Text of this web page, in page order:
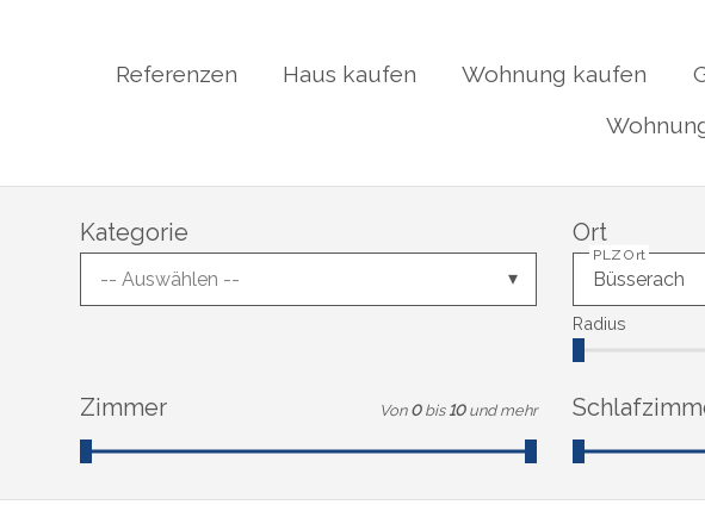
Referenzen Haus kaufen Wohnung kaufen
Kategorie
-- Auswählen --
Ort
PLZ Ort
Radius
Zimmer Von 0 bis 10 und mehr